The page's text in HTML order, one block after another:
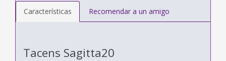
Características Recomendar a un amigo
Tacens Sagitta20